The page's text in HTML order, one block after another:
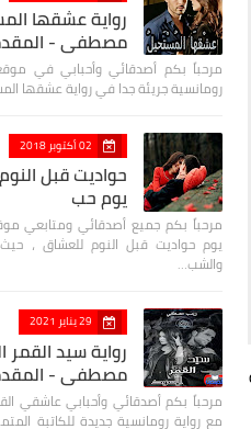
رواية عشقها
مصطفي -
رومانسية جريئة جدا في رواية عشقها
02 أكتوبر 2018
يوم حب
يوم حواديت قبل النوم للعشاق ،
والشب…
29 يناير 2021
رواية سيد القمر
مصطفي -
مرحباً بكم أصدقائي وأحبابي عاشقي
مع رواية رومانسية جديدة للكاتبة